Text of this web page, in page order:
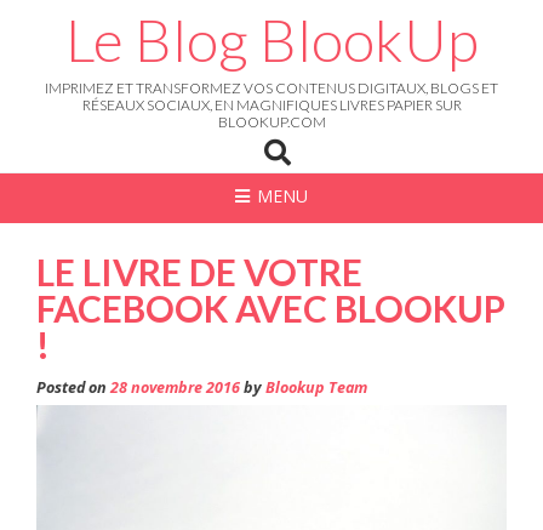
Le Blog BlookUp
IMPRIMEZ ET TRANSFORMEZ VOS CONTENUS DIGITAUX, BLOGS ET
RÉSEAUX SOCIAUX, EN MAGNIFIQUES LIVRES PAPIER SUR
BLOOKUP.COM
MENU
LE LIVRE DE VOTRE
FACEBOOK AVEC BLOOKUP
!
Posted on28 novembre 2016byBlookup Team